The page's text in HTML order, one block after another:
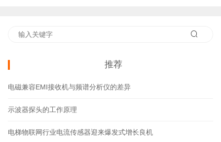
推荐
电磁兼容EMI接收机与频谱分析仪的差异
示波器探头的工作原理
电梯物联网行业电流传感器迎来爆发式增长良机